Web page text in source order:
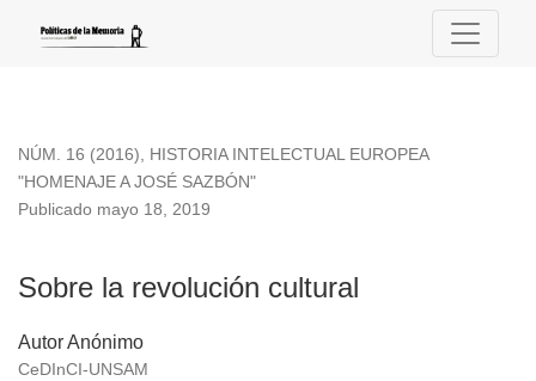
NÚM. 16 (2016), HISTORIA INTELECTUAL EUROPEA
"HOMENAJE A JOSÉ SAZBÓN"
Sobre la revolución cultural
Publicado mayo 18, 2019
Autor Anónimo
CeDInCI-UNSAM